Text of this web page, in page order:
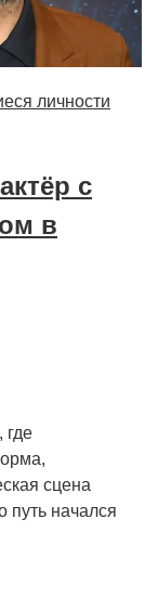
личности
с
в
где
сцена
путь начался